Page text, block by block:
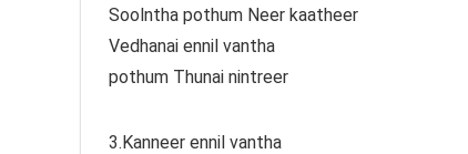
Soolntha pothum Neer kaatheer
Vedhanai ennil vantha
pothum Thunai nintreer
3.Kanneer ennil vantha